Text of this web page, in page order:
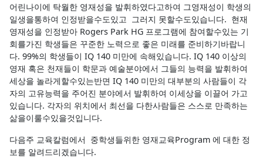
어린나이에 탁월한 영재성을 발휘하였다고하여 그영재성이 학생의
일생을통하여 인정받을수도있고 그러지 못할수도있습니다. 현재
영재성을 인정받아 Rogers Park HG 프로그램에 참여할수있는 기
회를가진 학생들은 꾸준한 노력으로 좋은 미래를 준비하기바랍니
다. 99%의 학생들이 IQ 140 미만에 속해있습니다. IQ 140 이상의
영재 혹은 천재들이 학문과 예술분야에서 그들의 능력을 발휘하여
세상을 놀라게할수있는반면 IQ 140 미만의 대부분의 사람들이 각
자의 고유능력을 주어진 분야에서 발휘하여 이세상을 이끌어 가고
있습니다. 각자의 위치에서 최선을 다한사람들은 스스로 만족하는
삶을이룰수있을것입니다.
다음주 교육칼럼에서 중학생들위한 영재교육Program 에 대한 정
보를 알려드리겠습니다.